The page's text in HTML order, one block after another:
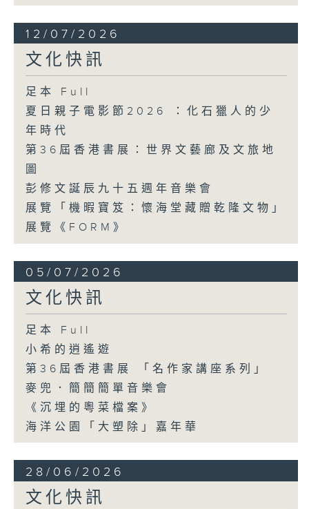
12/07/2026
文化快訊
足本 Full
夏日親子電影節2026 ：化石獵人的少
年時代
第36屆香港書展：世界文藝廊及文旅地
圖
彭修文誕辰九十五週年音樂會
展覽「機暇寶笈：懷海堂藏贈乾隆文物」
展覽《FORM》
05/07/2026
文化快訊
足本 Full
小希的逍遙遊
第36屆香港書展 「名作家講座系列」
麥兜．簡簡簡單音樂會
《沉埋的粵菜檔案》
海洋公園「大塑除」嘉年華
28/06/2026
文化快訊